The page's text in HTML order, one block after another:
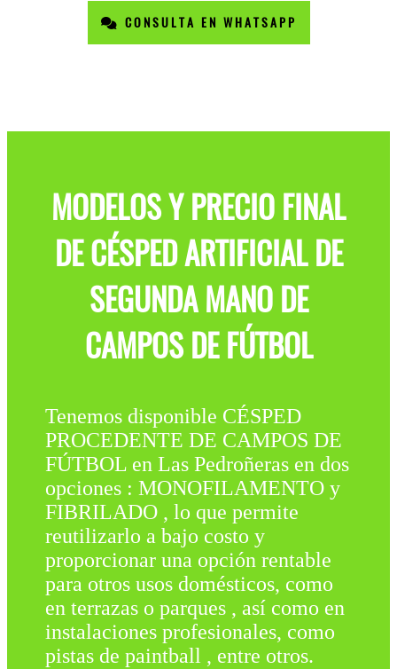
CONSULTA EN WHATSAPP
MODELOS Y PRECIO FINAL
DE CÉSPED ARTIFICIAL DE
SEGUNDA MANO DE
CAMPOS DE FÚTBOL
Tenemos disponible CÉSPED
PROCEDENTE DE CAMPOS DE
FÚTBOL en Las Pedroñeras en dos
opciones : MONOFILAMENTO y
FIBRILADO , lo que permite
reutilizarlo a bajo costo y
proporcionar una opción rentable
para otros usos domésticos, como
en terrazas o parques , así como en
instalaciones profesionales, como
pistas de paintball , entre otros.